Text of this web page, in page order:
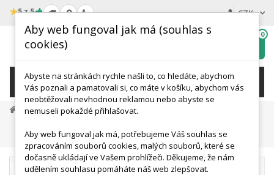
★5 z 5 CZK
wishlist
0
KATEGORIE
Medicínská Simulace A Výcvik
Simulátor Předčasně Narozeného Dítěte
Aby web fungoval jak má (souhlas s
cookies)
Abyste na stránkách rychle našli to, co hledáte, abychom
Vás poznali a pamatovali si, co máte v košíku, abychom vás
neobtěžovali nevhodnou reklamou nebo abyste se
nemuseli pokaždé přihlašovat.
Aby web fungoval jak má, potřebujeme Váš souhlas se
zpracováním souborů cookies, malých souborů, které se
dočasně ukládají ve Vašem prohlížeči. Děkujeme, že nám
udělením souhlasu pomáháte náš web zlepšovat.